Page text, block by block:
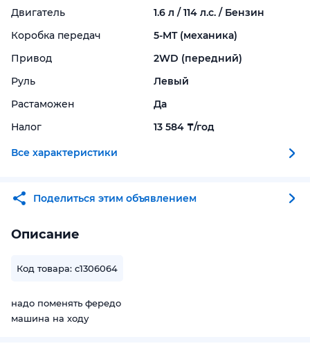
Двигатель
1.6 л / 114 л.с. / Бензин
Коробка передач
5-MT (механика)
Привод
2WD (передний)
Руль
Левый
Растаможен
Да
Налог
13 584 ₸/год
Все характеристики
Поделиться этим объявлением
Описание
Код товара: c1306064
надо поменять фередо
машина на ходу